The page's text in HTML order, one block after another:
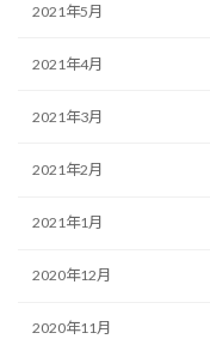
2021年5月
2021年4月
2021年3月
2021年2月
2021年1月
2020年12月
2020年11月